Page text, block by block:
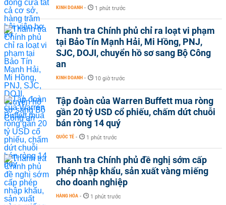
KINH DOANH - 1 phút trước
Thanh tra Chính phủ chỉ ra loạt vi phạm
tại Bảo Tín Mạnh Hải, Mi Hồng, PNJ,
SJC, DOJI, chuyển hồ sơ sang Bộ Công
an
KINH DOANH - 10 giờ trước
Tập đoàn của Warren Buffett mua ròng
gần 20 tỷ USD cổ phiếu, chấm dứt chuỗi
bán ròng 14 quý
QUỐC TẾ - 1 phút trước
Thanh tra Chính phủ đề nghị sớm cấp
phép nhập khẩu, sản xuất vàng miếng
cho doanh nghiệp
HÀNG HÓA - 1 phút trước